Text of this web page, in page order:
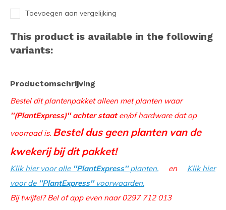
Toevoegen aan vergelijking
This product is available in the following
variants:
Productomschrijving
Bestel dit plantenpakket alleen met planten waar
''(PlantExpress)'' achter staaten/of hardware dat op
voorraad is. Bestel dus geen planten van de
kwekerij bij dit pakket!
Klik hier voor alle ''PlantExpress''planten. en Klik hier
voor de''PlantExpress''voorwaarden.
Bij twijfel? Bel of app even naar 0297 712 013